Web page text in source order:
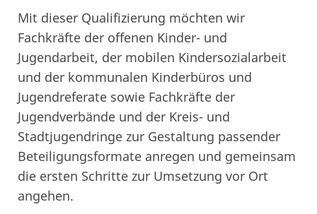
Mit dieser Qualifizierung möchten wir
Fachkräfte der offenen Kinder- und
Jugendarbeit, der mobilen Kindersozialarbeit
und der kommunalen Kinderbüros und
Jugendreferate sowie Fachkräfte der
Jugendverbände und der Kreis- und
Stadtjugendringe zur Gestaltung passender
Beteiligungsformate anregen und gemeinsam
die ersten Schritte zur Umsetzung vor Ort
angehen.